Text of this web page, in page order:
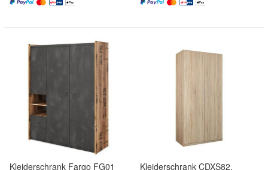
Kleiderschrank Fargo FG01
Kleiderschrank CDXS82,